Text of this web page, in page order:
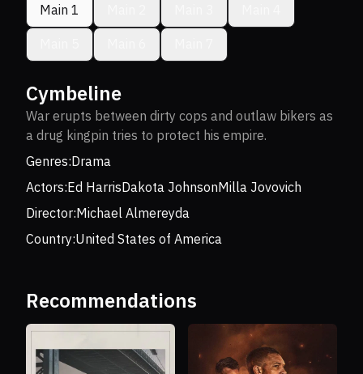
Main 1
Cymbeline
War erupts between dirty cops and outlaw bikers as
a drug kingpin tries to protect his empire.
Genres:Drama
Actors:Ed HarrisDakota JohnsonMilla Jovovich
Director:Michael Almereyda
Country:United States of America
Recommendations